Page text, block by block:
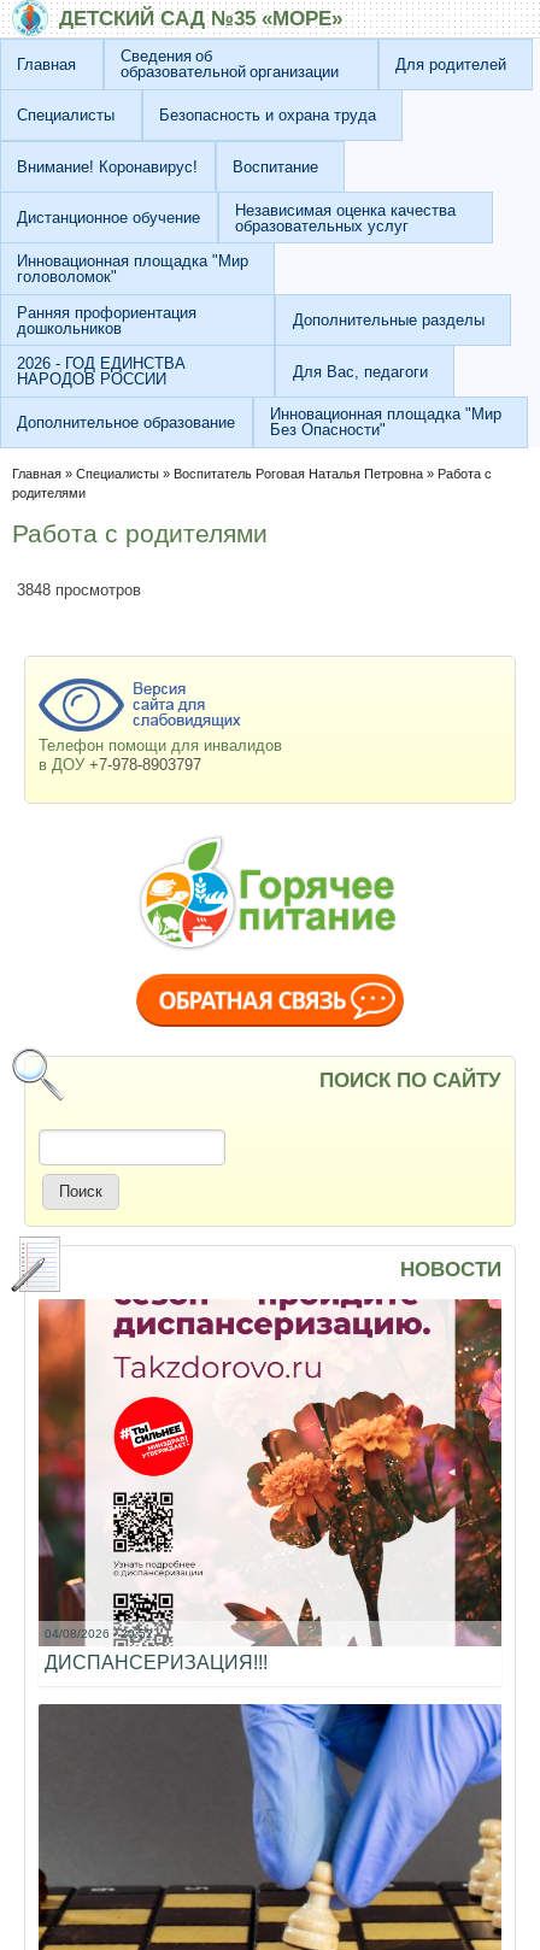
Перейти к основному содержанию
Skip to searchДЕТСКИЙ САД №35 «МОРЕ»
Главная
Сведения об
образовательной организации
Для родителей
Специалисты Безопасность и охрана труда
Внимание! Коронавирус! Воспитание
Дистанционное обучение
Независимая оценка качества
образовательных услуг
Инновационная площадка "Мир
головоломок"
Ранняя профориентация
дошкольников
Дополнительные разделы
2026 - ГОД ЕДИНСТВА
НАРОДОВ РОССИИ
Для Вас, педагоги
Дополнительное образование
Инновационная площадка "Мир
Без Опасности"
Вы здесь
Главная » Специалисты » Воспитатель Роговая Наталья Петровна » Работа с
родителями
Работа с родителями
3848 просмотров
Телефон помощи для инвалидов
в ДОУ +7-978-8903797
ПОИСК ПО САЙТУ
Поиск
НОВОСТИ
04/08/2026 - 20:52
ДИСПАНСЕРИЗАЦИЯ!!!